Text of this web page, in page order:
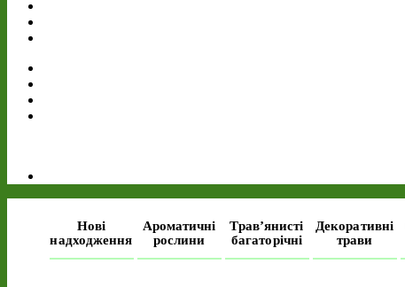
Нові
надходження
Ароматичні
рослини
Трав’янисті
багаторічні
Декоративні
трави